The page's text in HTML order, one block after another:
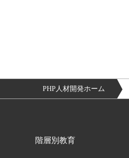
PHP人材開発ホーム
階層別教育